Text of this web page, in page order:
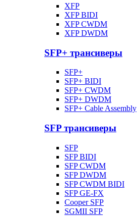
XFP
XFP BIDI
XFP CWDM
XFP DWDM
SFP+ трансиверы
SFP+
SFP+ BIDI
SFP+ CWDM
SFP+ DWDM
SFP+ Cable Assembly
SFP трансиверы
SFP
SFP BIDI
SFP CWDM
SFP DWDM
SFP CWDM BIDI
SFP GE-FX
Cooper SFP
SGMII SFP